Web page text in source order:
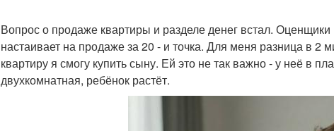
Вопрос о продаже квартиры и разделе денег встал.
настаивает на продаже за 20 - и точка. Для меня разница в 2
квартиру я смогу купить сыну. Ей это не так важно - у неё в
двухкомнатная, ребёнок растёт.